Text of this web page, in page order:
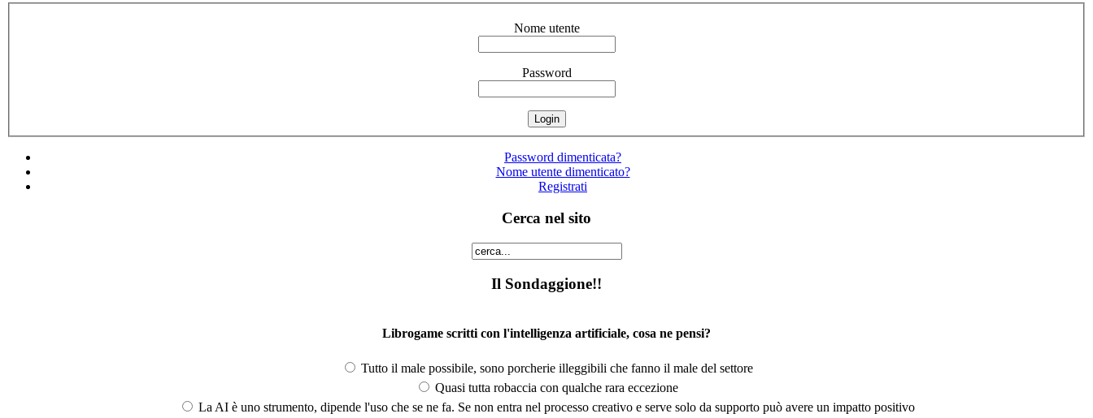
Nome utente
Password
Password dimenticata?
Nome utente dimenticato?
Registrati
Cerca nel sito
Il Sondaggione!!
Librogame scritti con l'intelligenza artificiale, cosa ne pensi?
Tutto il male possibile, sono porcherie illeggibili che fanno il male del settore
Quasi tutta robaccia con qualche rara eccezione
La AI è uno strumento, dipende l'uso che se ne fa. Se non entra nel processo creativo e serve solo da supporto può avere un impatto positivo